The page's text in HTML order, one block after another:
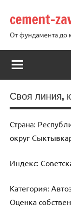
содержимому
cement-
От фундамента
Своя линия,
Страна:
округ
Индекс:
Категория:
Оценка